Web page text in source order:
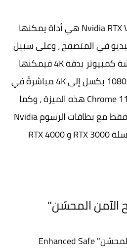
Nvidia RTX Video Super Resolution هي أداة يمكنها
في المتصفح ، وعلى سبيل
المثال إذا كان لديك شاشة كمبيوتر بدقة 4K فيمكنها
ترقية مقطع فيديو من 1080 بكسل إلى 4K مباشرةً في
مشغل الويب ، ويدعم Chrome 110 هذه الميزة ، وكما
يوحي الاسم يعمل هذا فقط مع بطاقات الرسوم Nvidia
RTX وتحديداً طرازات سلسلة RTX 3000 و RTX 4000
الآمن المحسّن"
تم طرح "التصفح الآمن المحسّن" Enhanced Safe